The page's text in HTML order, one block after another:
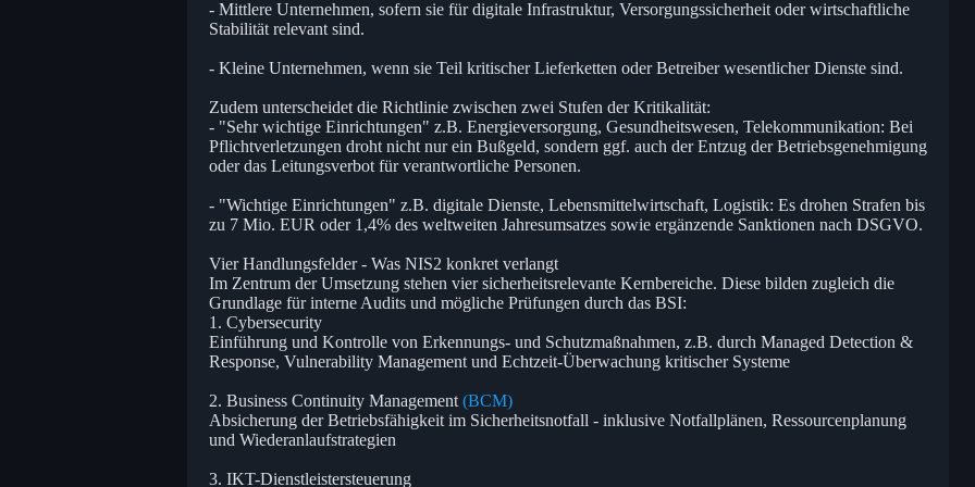
- Mittlere Unternehmen, sofern sie für digitale Infrastruktur, Versorgungssicherheit oder wirtschaftliche
Stabilität relevant sind.
- Kleine Unternehmen, wenn sie Teil kritischer Lieferketten oder Betreiber wesentlicher Dienste sind.
Zudem unterscheidet die Richtlinie zwischen zwei Stufen der Kritikalität:
- "Sehr wichtige Einrichtungen" z.B. Energieversorgung, Gesundheitswesen, Telekommunikation: Bei
Pflichtverletzungen droht nicht nur ein Bußgeld, sondern ggf. auch der Entzug der Betriebsgenehmigung
oder das Leitungsverbot für verantwortliche Personen.
- "Wichtige Einrichtungen" z.B. digitale Dienste, Lebensmittelwirtschaft, Logistik: Es drohen Strafen bis
zu 7 Mio. EUR oder 1,4% des weltweiten Jahresumsatzes sowie ergänzende Sanktionen nach DSGVO.
Vier Handlungsfelder - Was NIS2 konkret verlangt
Im Zentrum der Umsetzung stehen vier sicherheitsrelevante Kernbereiche. Diese bilden zugleich die
Grundlage für interne Audits und mögliche Prüfungen durch das BSI:
1. Cybersecurity
Einführung und Kontrolle von Erkennungs- und Schutzmaßnahmen, z.B. durch Managed Detection &
Response, Vulnerability Management und Echtzeit-Überwachung kritischer Systeme
2. Business Continuity Management (BCM)
Absicherung der Betriebsfähigkeit im Sicherheitsnotfall - inklusive Notfallplänen, Ressourcenplanung
und Wiederanlaufstrategien
3. IKT-Dienstleistersteuerung